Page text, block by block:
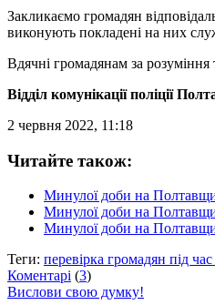
Закликаємо громадян
виконують покладені на них
Вдячні громадянам за
Відділ комунікації поліції
2 червня 2022, 11:18
Читайте також:
Минулої доби на
Минулої доби на
Минулої доби на
Теги: перевірка громадян під
Коментарі (3)
Вислови свою думку!